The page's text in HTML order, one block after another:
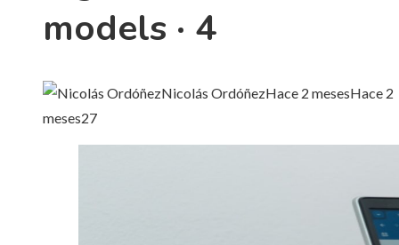
models · 4
Nicolás OrdóñezHace 2 mesesHace 2
meses27